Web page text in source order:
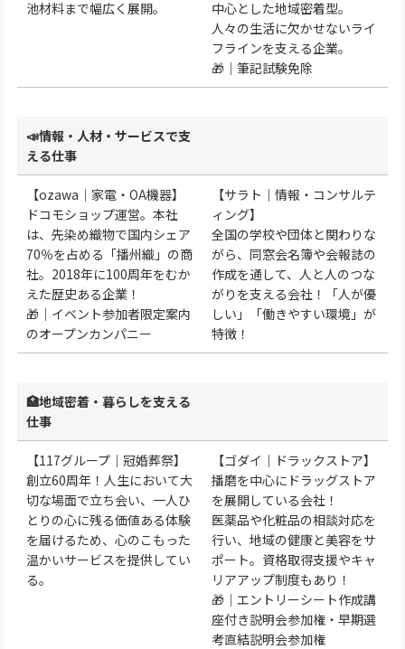
池材料まで幅広く展開。
中心とした地域密着型。
人々の生活に欠かせないライ
フラインを支える企業。
🎁｜筆記試験免除
📣情報・人材・サービスで支
える仕事
【ozawa｜家電・OA機器】
ドコモショップ運営。本社
は、先染め織物で国内シェア
70％を占める「播州織」の商
社。2018年に100周年をむか
えた歴史ある企業！
🎁｜イベント参加者限定案内
のオープンカンパニー
【サラト｜情報・コンサルテ
ィング】
全国の学校や団体と関わりな
がら、同窓会名簿や会報誌の
作成を通して、人と人のつな
がりを支える会社！「人が優
しい」「働きやすい環境」が
特徴！
🏥地域密着・暮らしを支える
仕事
【117グループ｜冠婚葬祭】
創立60周年！人生において大
切な場面で立ち会い、一人ひ
とりの心に残る価値ある体験
を届けるため、心のこもった
温かいサービスを提供してい
る。
【ゴダイ｜ドラックストア】
播磨を中心にドラッグストア
を展開している会社！
医薬品や化粧品の相談対応を
行い、地域の健康と美容をサ
ポート。資格取得支援やキャ
リアアップ制度もあり！
🎁｜エントリーシート作成講
座付き説明会参加権・早期選
考直結説明会参加権